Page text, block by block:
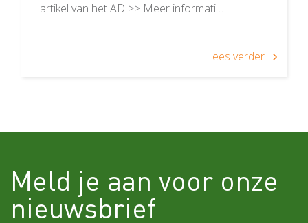
artikel van het AD >> Meer informati…
Lees verder
Meld je aan voor onze
nieuwsbrief